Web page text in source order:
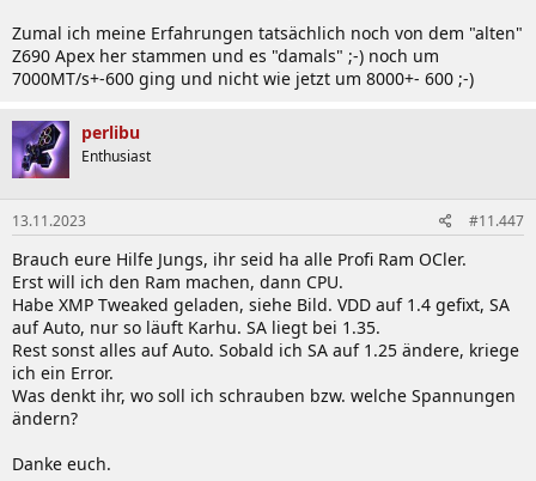
Zumal ich meine Erfahrungen tatsächlich noch von dem "alten"
Z690 Apex her stammen und es "damals" ;-) noch um
7000MT/s+-600 ging und nicht wie jetzt um 8000+- 600 ;-)
perlibu
Enthusiast
13.11.2023 #11.447
Brauch eure Hilfe Jungs, ihr seid ha alle Profi Ram OCler.
Erst will ich den Ram machen, dann CPU.
Habe XMP Tweaked geladen, siehe Bild. VDD auf 1.4 gefixt, SA
auf Auto, nur so läuft Karhu. SA liegt bei 1.35.
Rest sonst alles auf Auto. Sobald ich SA auf 1.25 ändere, kriege
ich ein Error.
Was denkt ihr, wo soll ich schrauben bzw. welche Spannungen
ändern?
Danke euch.